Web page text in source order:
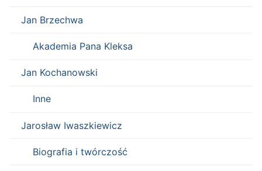
Jan Brzechwa
Akademia Pana Kleksa
Jan Kochanowski
Inne
Jarosław Iwaszkiewicz
Biografia i twórczość